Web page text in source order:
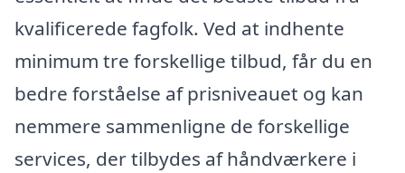
kvalificerede fagfolk. Ved at indhente
minimum tre forskellige tilbud, får du en
bedre forståelse af prisniveauet og kan
nemmere sammenligne de forskellige
services, der tilbydes af håndværkere i